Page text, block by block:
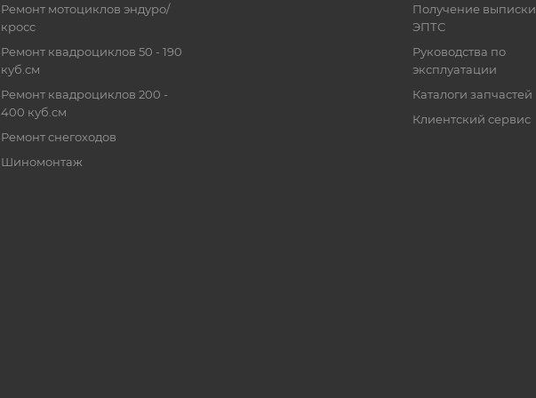
Ремонт мотоциклов эндуро/
кросс
Ремонт квадроциклов 50 - 190
куб.см
Ремонт квадроциклов 200 -
400 куб.см
Ремонт снегоходов
Шиномонтаж
Получение выписки
ЭПТС
Руководства по
эксплуатации
Каталоги запчастей
Клиентский сервис